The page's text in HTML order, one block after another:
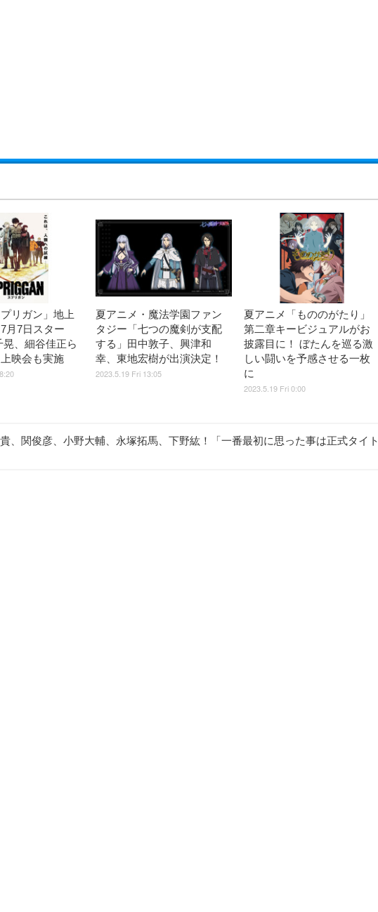
リガン」地上
月7日スター
晃、細谷佳正ら
映会も実施
夏アニメ・魔法学園ファン
タジー「七つの魔剣が支配
する」田中敦子、興津和
幸、東地宏樹が出演決定！
2023.5.19 Fri 13:05
夏アニメ「もののがたり」
第二章キービジュアルがお
披露目に！ ぼたんを巡る激
しい闘いを予感させる一枚
に
2023.5.19 Fri 0:00
、関俊彦、小野大輔、永塚拓馬、下野紘！「一番最初に思った事は正式タイト